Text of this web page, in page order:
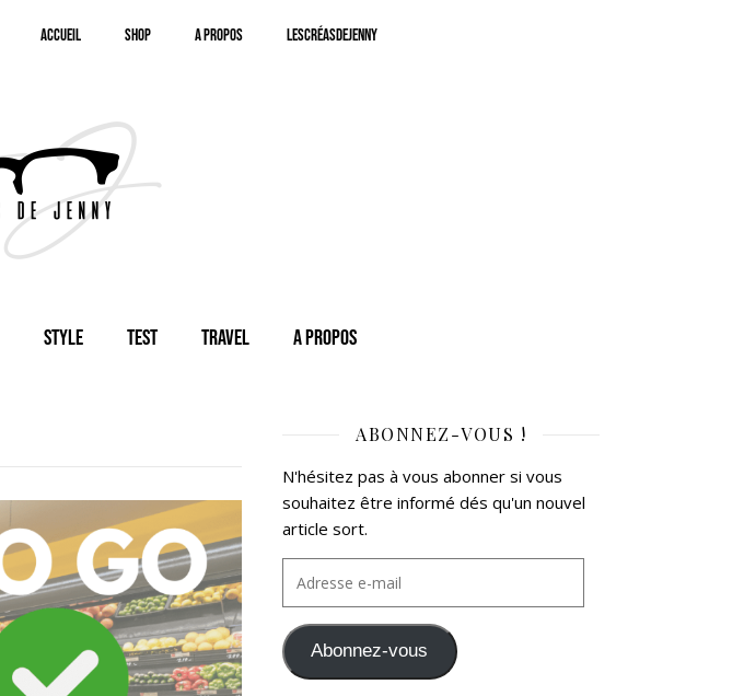
Accueil SHOP A Propos LesCréasdeJenny
Style Test Travel A Propos
ABONNEZ-VOUS !
N'hésitez pas à vous abonner si vous
souhaitez être informé dés qu'un nouvel
article sort.
Abonnez-vous